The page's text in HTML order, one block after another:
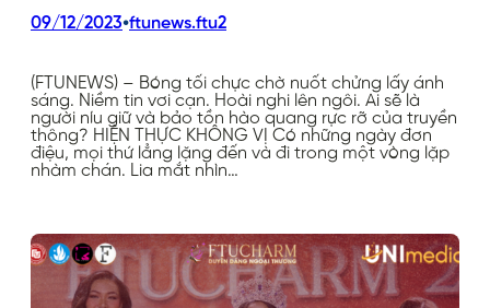
09/12/2023•ftunews.ftu2
(FTUNEWS) – Bóng tối chực chờ nuốt chửng lấy ánh
sáng. Niềm tin vơi cạn. Hoài nghi lên ngôi. Ai sẽ là
người níu giữ và bảo tồn hào quang rực rỡ của truyền
thông? HIỆN THỰC KHÔNG VỊ Có những ngày đơn
điệu, mọi thứ lẳng lặng đến và đi trong một vòng lặp
nhàm chán. Lia mắt nhìn…